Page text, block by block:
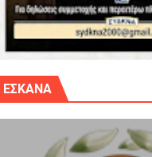
Δημητρίου την
Προφήτη Ηλία 78-74 στα
ΕΣΚΑΝΑ